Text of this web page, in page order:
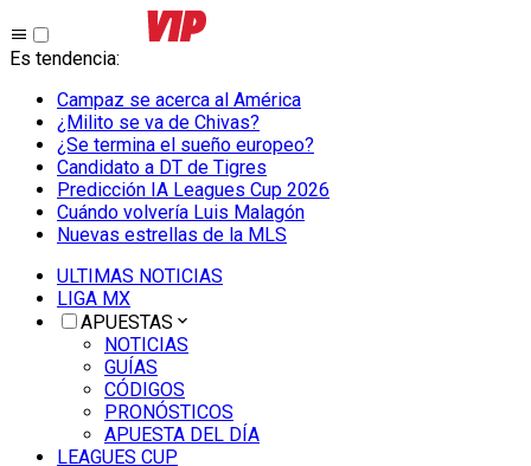
Es tendencia:
Campaz se acerca al América
¿Milito se va de Chivas?
¿Se termina el sueño europeo?
Candidato a DT de Tigres
Predicción IA Leagues Cup 2026
Cuándo volvería Luis Malagón
Nuevas estrellas de la MLS
ULTIMAS NOTICIAS
LIGA MX
APUESTAS
NOTICIAS
GUÍAS
CÓDIGOS
PRONÓSTICOS
APUESTA DEL DÍA
LEAGUES CUP